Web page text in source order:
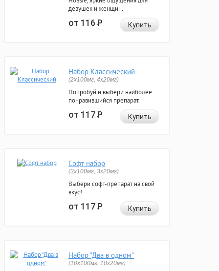
девушек и женщин.
от 116Р Купить
Набор Классический
(2x100мг, 4x20мг)
Попробуй и выбери наиболее
понравившийся препарат.
от 117Р Купить
Софт набор
(3x100мг, 3x20мг)
Выбери софт-препарат на свой
вкус!
от 117Р Купить
Набор "Два в одном"
(10x100мг, 10x20мг)